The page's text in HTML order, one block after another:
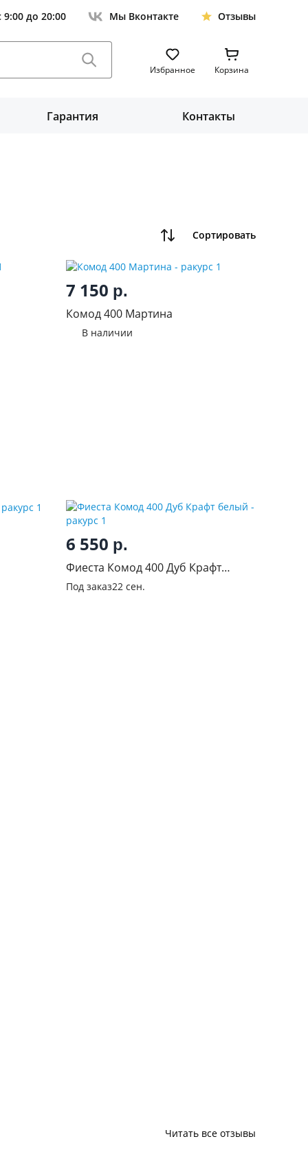
9:00 до 20:00 Мы Вконтакте Отзывы
Избранное Корзина
Гарантия Контакты
Сортировать
7 150 р.
Комод 400 Мартина
В наличии
6 550 р.
Фиеста Комод 400 Дуб Крафт
белый
Под заказ22 сен.
Читать все отзывы